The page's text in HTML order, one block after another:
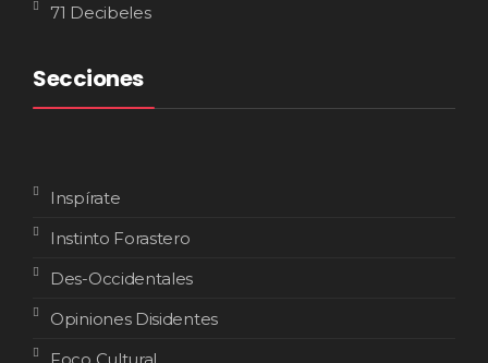
71 Decibeles
Secciones
Inspírate
Instinto Forastero
Des-Occidentales
Opiniones Disidentes
Foco Cultural